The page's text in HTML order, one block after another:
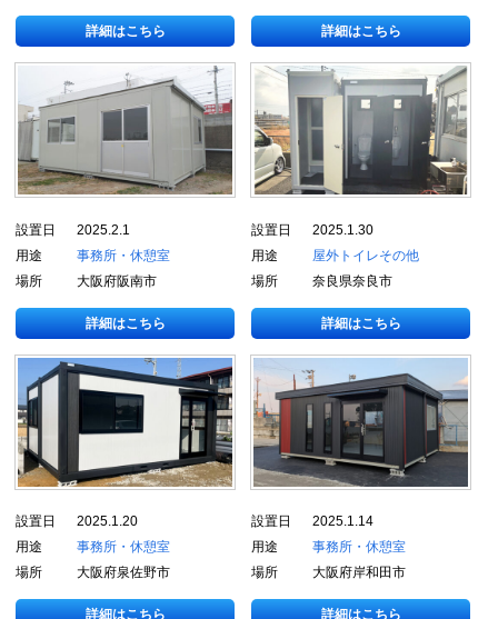
詳細はこちら 詳細はこちら
設置日
2025.2.1
用途
事務所・休憩室
場所
大阪府阪南市
詳細はこちら
設置日
2025.1.30
用途
屋外トイレその他
場所
奈良県奈良市
詳細はこちら
設置日
2025.1.20
用途
事務所・休憩室
場所
大阪府泉佐野市
詳細はこちら
設置日
2025.1.14
用途
事務所・休憩室
場所
大阪府岸和田市
詳細はこちら